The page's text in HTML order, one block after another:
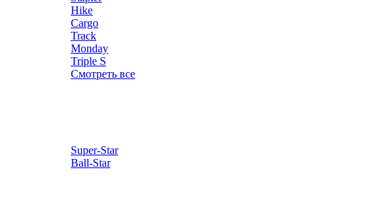
Hike
Cargo
Track
Monday
Triple S
Смотреть все
Super-Star
Ball-Star